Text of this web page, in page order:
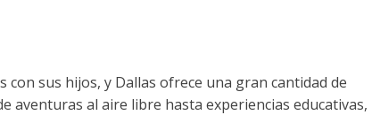
sus hijos, y Dallas ofrece una gran cantidad de
aventuras al aire libre hasta experiencias educativas,